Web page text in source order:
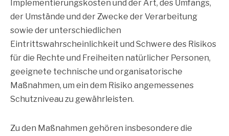
Implementierungskosten und der Art, des Umfangs,
der Umstände und der Zwecke der Verarbeitung
sowie der unterschiedlichen
Eintrittswahrscheinlichkeit und Schwere des Risikos
für die Rechte und Freiheiten natürlicher Personen,
geeignete technische und organisatorische
Maßnahmen, um ein dem Risiko angemessenes
Schutzniveau zu gewährleisten.
Zu den Maßnahmen gehören insbesondere die